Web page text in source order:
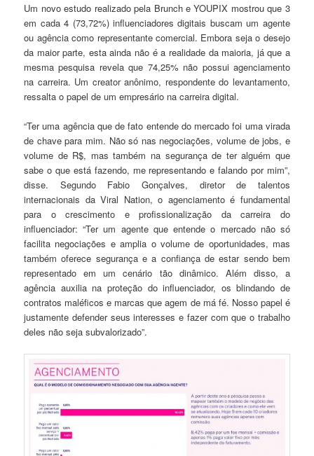
Um novo estudo realizado pela Brunch e YOUPIX mostrou que 3
em cada 4 (73,72%) influenciadores digitais buscam um agente
ou agência como representante comercial. Embora seja o desejo
da maior parte, esta ainda não é a realidade da maioria, já que a
mesma pesquisa revela que 74,25% não possui agenciamento
na carreira. Um creator anônimo, respondente do levantamento,
ressalta o papel de um empresário na carreira digital.
“Ter uma agência que de fato entende do mercado foi uma virada
de chave para mim. Não só nas negociações, volume de jobs, e
volume de R$, mas também na segurança de ter alguém que
sabe o que está fazendo, me representando e falando por mim”,
disse. Segundo Fabio Gonçalves, diretor de talentos
internacionais da Viral Nation, o agenciamento é fundamental
para o crescimento e profissionalização da carreira do
influenciador: “Ter um agente que entende o mercado não só
facilita negociações e amplia o volume de oportunidades, mas
também oferece segurança e a confiança de estar sendo bem
representado em um cenário tão dinâmico. Além disso, a
agência auxilia na proteção do influenciador, os blindando de
contratos maléficos e marcas que agem de má fé. Nosso papel é
justamente defender seus interesses e fazer com que o trabalho
deles não seja subvalorizado”.